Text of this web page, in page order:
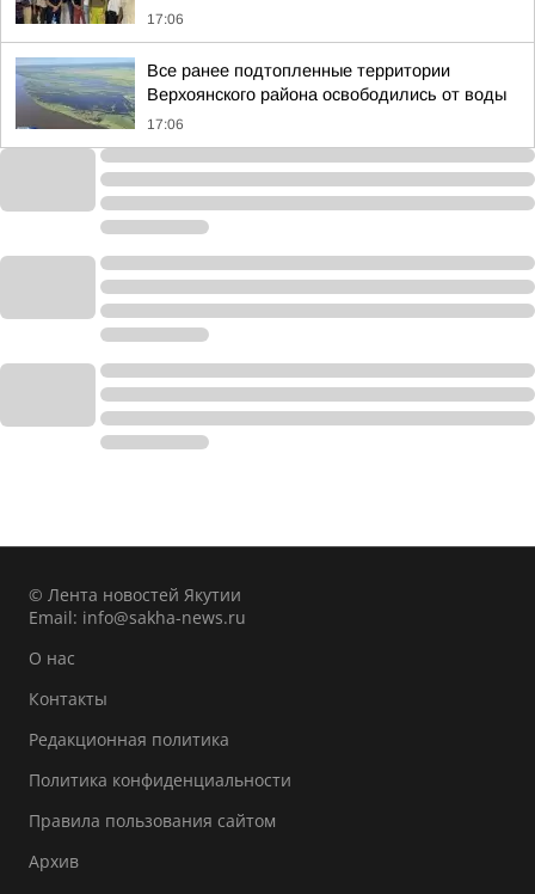
17:06
Все ранее подтопленные территории
Верхоянского района освободились от воды
17:06
© Лента новостей Якутии
Email: info@sakha-news.ru
О нас
Контакты
Редакционная политика
Политика конфиденциальности
Правила пользования сайтом
Архив